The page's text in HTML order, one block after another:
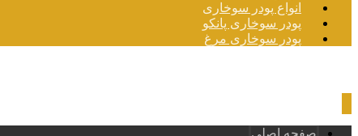
انواع پودر سوخاری
پودر سوخاری پانکو
پودر سوخاری مرغ
صفحه اصلی